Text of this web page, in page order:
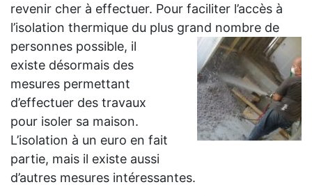
revenir cher à effectuer. Pour faciliter l’accès à
l’isolation thermique du plus grand nombre de
personnes possible, il
existe désormais des
mesures permettant
d’effectuer des travaux
pour isoler sa maison.
L’isolation à un euro en fait
partie, mais il existe aussi
d’autres mesures intéressantes.